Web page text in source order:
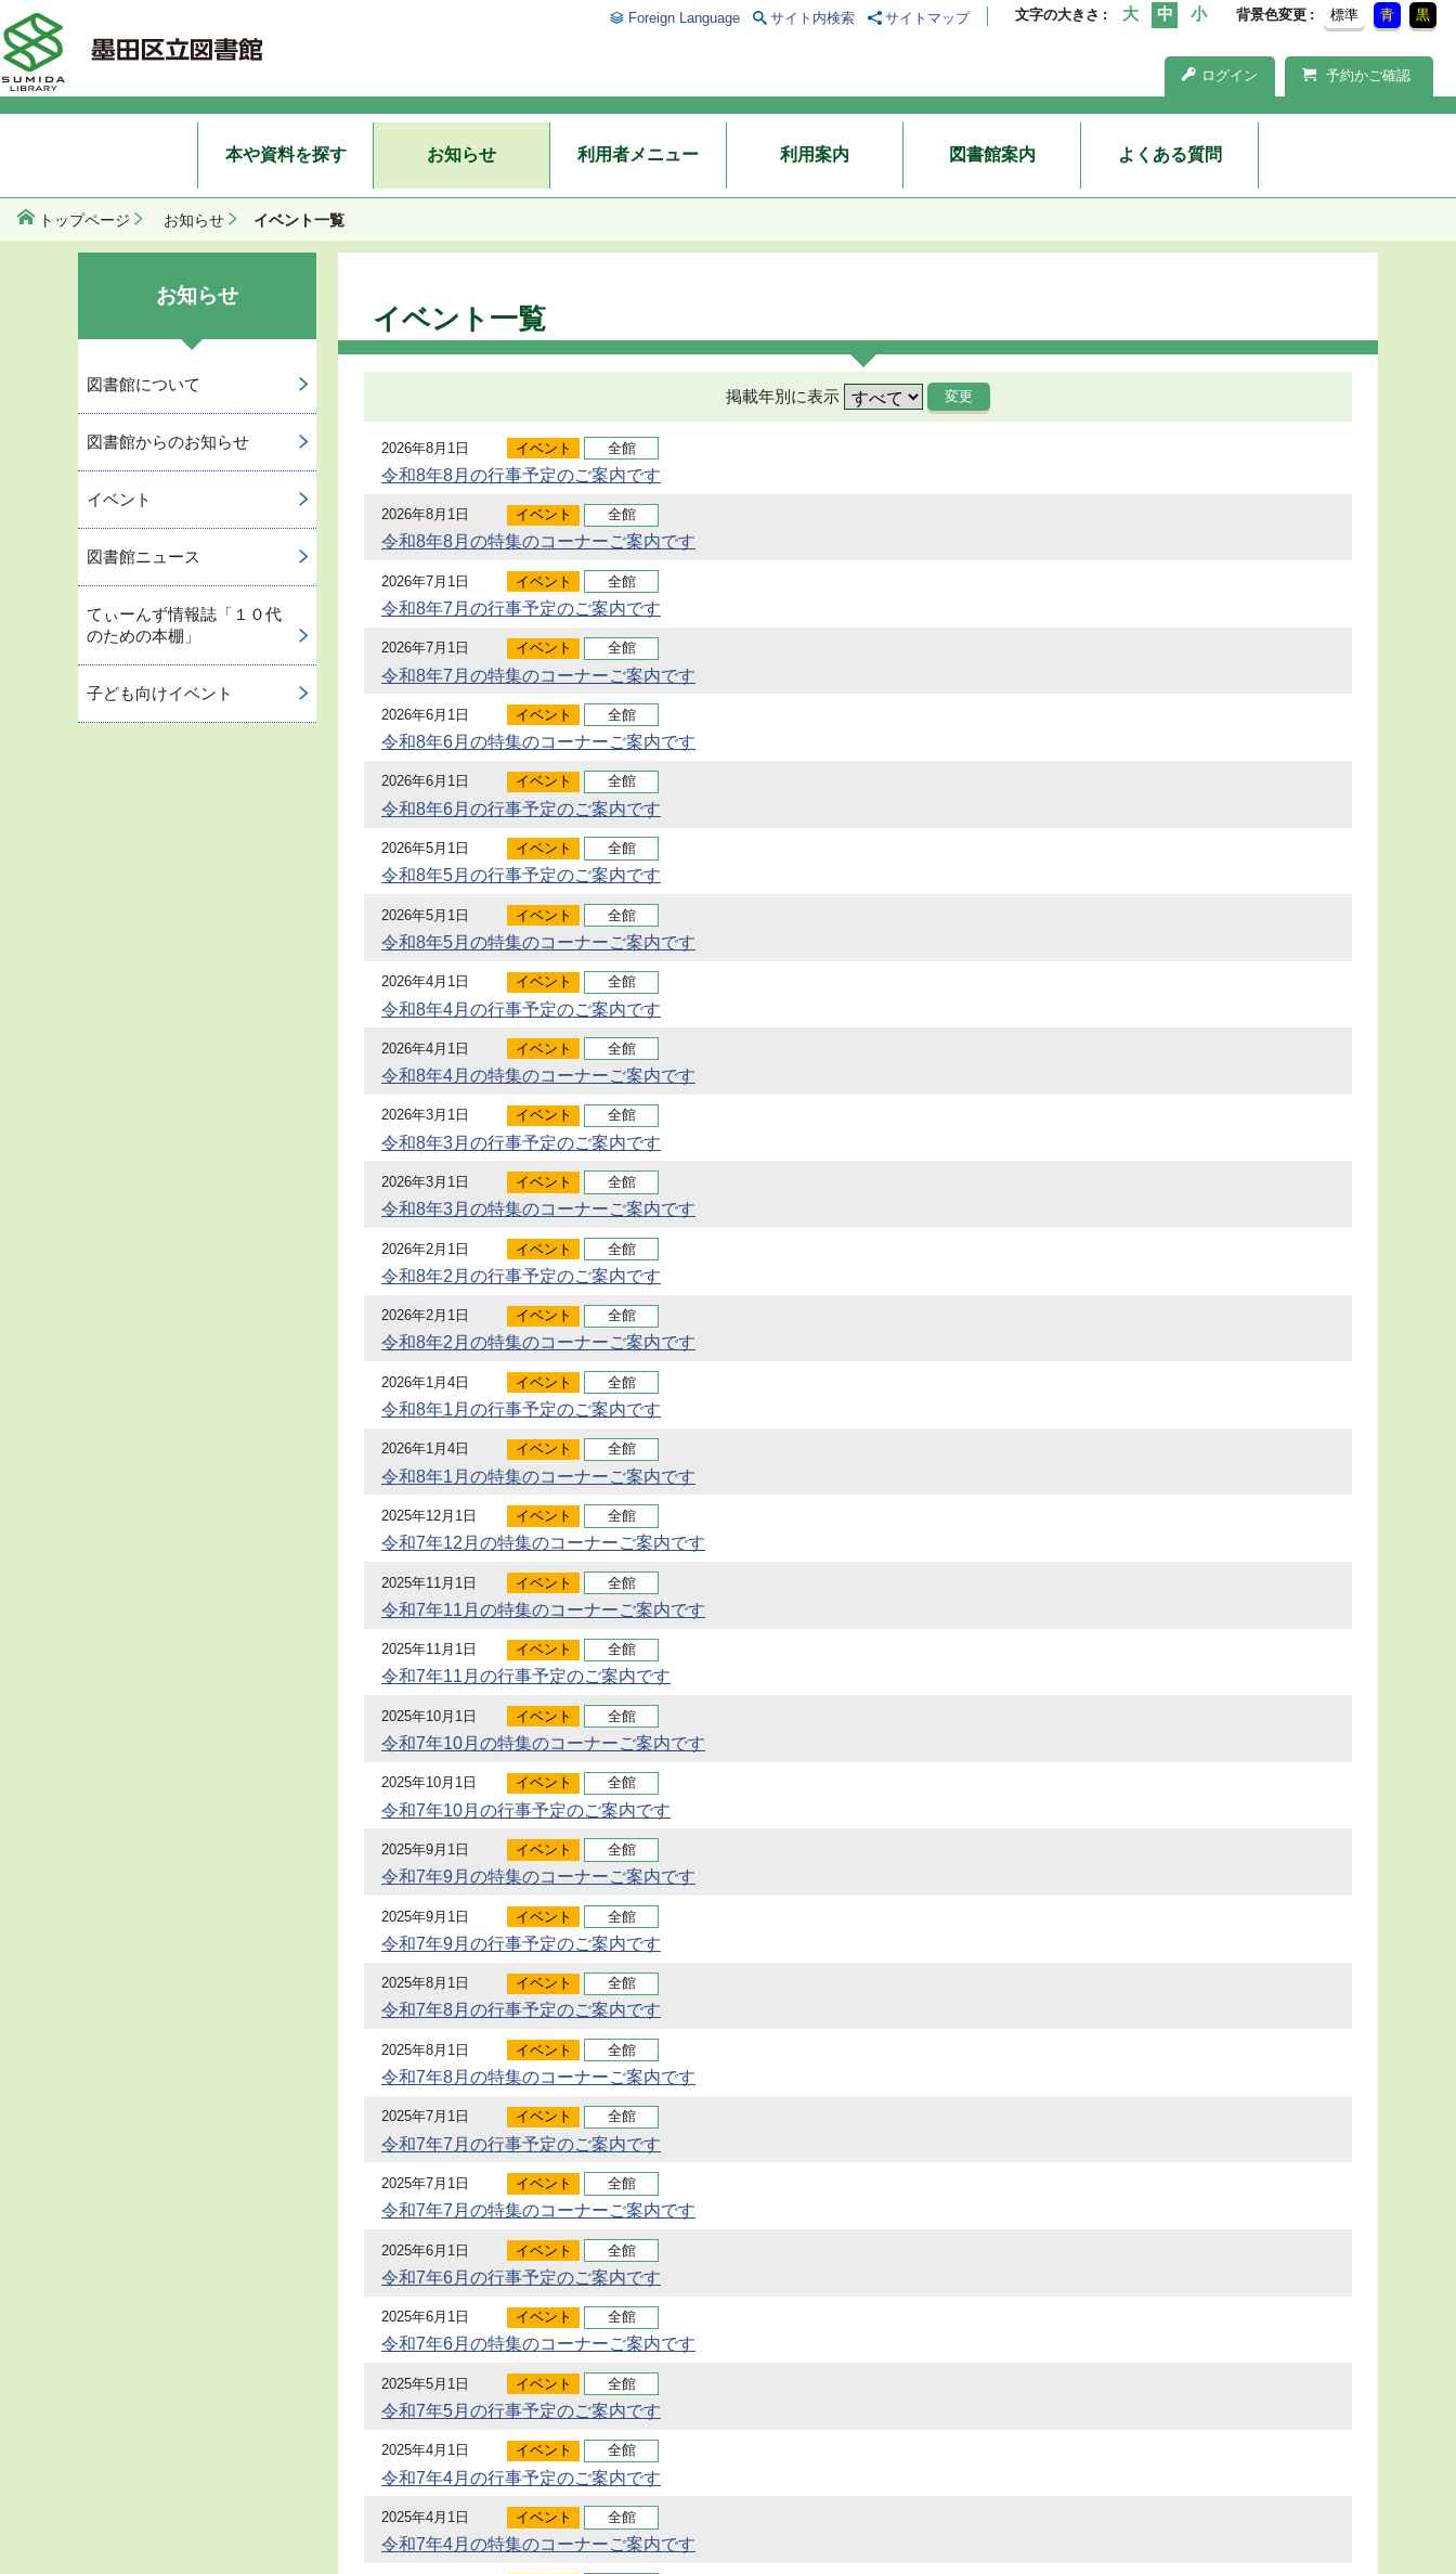
文字の大きさ 背景色変更 標準 青 黒
ログイン 予約かご確認
Foreign Language サイト内検索 サイトマップ
本や資料を探す お知らせ 利用者メニュー 利用案内 図書館案内 よくある質問
トップページ お知らせ イベント一覧
イベント一覧
掲載年別に表示
2026年8月1日 イベント 全館
令和8年8月の行事予定のご案内です
2026年8月1日 イベント 全館
令和8年8月の特集のコーナーご案内です
2026年7月1日 イベント 全館
令和8年7月の行事予定のご案内です
2026年7月1日 イベント 全館
令和8年7月の特集のコーナーご案内です
2026年6月1日 イベント 全館
令和8年6月の特集のコーナーご案内です
2026年6月1日 イベント 全館
令和8年6月の行事予定のご案内です
2026年5月1日 イベント 全館
令和8年5月の行事予定のご案内です
2026年5月1日 イベント 全館
令和8年5月の特集のコーナーご案内です
2026年4月1日 イベント 全館
令和8年4月の行事予定のご案内です
2026年4月1日 イベント 全館
令和8年4月の特集のコーナーご案内です
2026年3月1日 イベント 全館
令和8年3月の行事予定のご案内です
2026年3月1日 イベント 全館
令和8年3月の特集のコーナーご案内です
2026年2月1日 イベント 全館
令和8年2月の行事予定のご案内です
2026年2月1日 イベント 全館
令和8年2月の特集のコーナーご案内です
2026年1月4日 イベント 全館
令和8年1月の行事予定のご案内です
2026年1月4日 イベント 全館
令和8年1月の特集のコーナーご案内です
2025年12月1日 イベント 全館
令和7年12月の特集のコーナーご案内です
2025年11月1日 イベント 全館
令和7年11月の特集のコーナーご案内です
2025年11月1日 イベント 全館
令和7年11月の行事予定のご案内です
2025年10月1日 イベント 全館
令和7年10月の特集のコーナーご案内です
2025年10月1日 イベント 全館
令和7年10月の行事予定のご案内です
2025年9月1日 イベント 全館
令和7年9月の特集のコーナーご案内です
2025年9月1日 イベント 全館
令和7年9月の行事予定のご案内です
2025年8月1日 イベント 全館
令和7年8月の行事予定のご案内です
2025年8月1日 イベント 全館
令和7年8月の特集のコーナーご案内です
2025年7月1日 イベント 全館
令和7年7月の行事予定のご案内です
2025年7月1日 イベント 全館
令和7年7月の特集のコーナーご案内です
2025年6月1日 イベント 全館
令和7年6月の行事予定のご案内です
2025年6月1日 イベント 全館
令和7年6月の特集のコーナーご案内です
2025年5月1日 イベント 全館
令和7年5月の行事予定のご案内です
2025年4月1日 イベント 全館
令和7年4月の行事予定のご案内です
2025年4月1日 イベント 全館
令和7年4月の特集のコーナーご案内です
お知らせ
図書館について
図書館からのお知らせ
イベント
図書館ニュース
てぃーんず情報誌「１０代
のための本棚」
子ども向けイベント